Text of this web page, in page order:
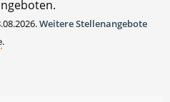
Weitere Stellenangebote
.